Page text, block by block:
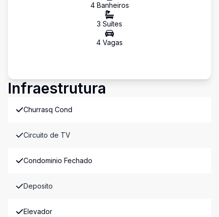
4Banheiros
3 Suítes
4 Vagas
Infraestrutura
Churrasq Cond
Circuito de TV
Condominio Fechado
Deposito
Elevador